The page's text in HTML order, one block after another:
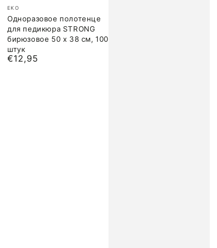
Бренд:
EKO
Одноразовое полотенце
для педикюра STRONG
бирюзовое 50 x 38 см, 100
штук
Обычная
€12,95